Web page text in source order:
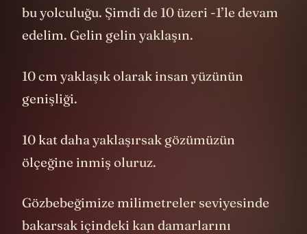
bu yolculuğu. Şimdi de 10 üzeri -1’le devam
edelim. Gelin gelin yaklaşın.
10 cm yaklaşık olarak insan yüzünün
genişliği.
10 kat daha yaklaşırsak gözümüzün
ölçeğine inmiş oluruz.
Gözbebeğimize milimetreler seviyesinde
bakarsak içindeki kan damarlarını